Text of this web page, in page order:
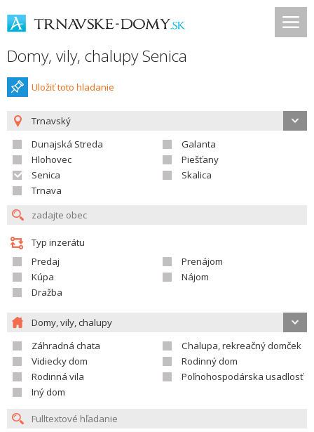
Domy, vily, chalupy Senica
Uložiť toto hladanie
Trnavský
Dunajská Streda
Galanta
Hlohovec
Piešťany
Senica
Skalica
Trnava
Typ inzerátu
Predaj
Prenájom
Kúpa
Nájom
Dražba
Domy, vily, chalupy
Záhradná chata
Chalupa, rekreačný domček
Vidiecky dom
Rodinný dom
Rodinná vila
Poľnohospodárska usadlosť
Iný dom